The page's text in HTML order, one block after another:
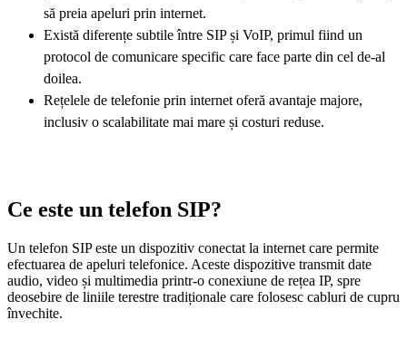
să preia apeluri prin internet.
Există diferențe subtile între SIP și VoIP, primul fiind un
protocol de comunicare specific care face parte din cel de-al
doilea.
Rețelele de telefonie prin internet oferă avantaje majore,
inclusiv o scalabilitate mai mare și costuri reduse.
Ce este un telefon SIP?
Un telefon SIP este un dispozitiv conectat la internet care permite
efectuarea de apeluri telefonice. Aceste dispozitive transmit date
audio, video și multimedia printr-o conexiune de rețea IP, spre
deosebire de liniile terestre tradiționale care folosesc cabluri de cupru
învechite.